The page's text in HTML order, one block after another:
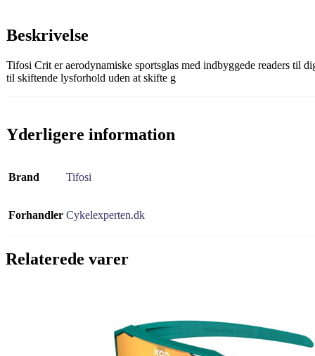
Beskrivelse
Tifosi Crit er aerodynamiske sportsglas med indbyggede readers til
til skiftende lysforhold uden at skifte g
Yderligere information
Brand Tifosi
Forhandler Cykelexperten.dk
Relaterede varer